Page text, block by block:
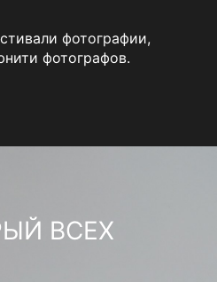
фотографии,
фотографов.
ВСЕХ